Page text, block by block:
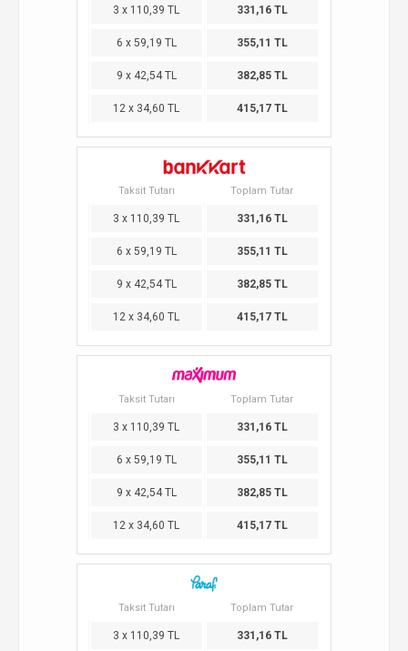
3 x 110,39 TL 331,16 TL
6 x 59,19 TL 355,11 TL
9 x 42,54 TL 382,85 TL
12 x 34,60 TL 415,17 TL
Taksit Tutarı Toplam Tutar
3 x 110,39 TL 331,16 TL
6 x 59,19 TL 355,11 TL
9 x 42,54 TL 382,85 TL
12 x 34,60 TL 415,17 TL
Taksit Tutarı Toplam Tutar
3 x 110,39 TL 331,16 TL
6 x 59,19 TL 355,11 TL
9 x 42,54 TL 382,85 TL
12 x 34,60 TL 415,17 TL
Taksit Tutarı Toplam Tutar
3 x 110,39 TL 331,16 TL